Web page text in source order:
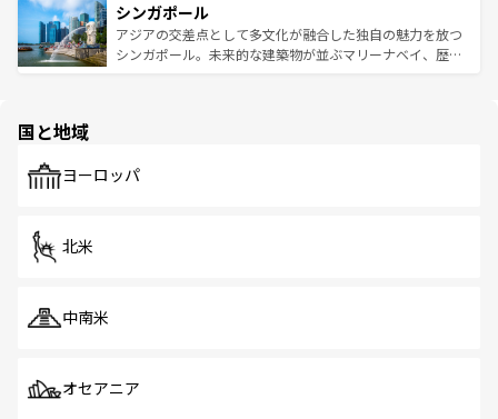
参照してほしい。
激する。気候は一年中温暖で、どの季節にも異なる楽しみ
が待っている。親しみやすいタイの人々、仏教を中心とし
た文化、そして多様な観光資源が、訪れる旅人を魅了し続
み、どこを訪れても感動するはず。観光スポットが密集し
ており、効率よく見どころを回れるのも魅力。息をのむよ
うな絶景から文化的な体験まで、香港を存分に楽しみ尽く
シンガポール
アジアの交差点として多文化が融合した独自の魅力を放つ
シンガポール。未来的な建築物が並ぶマリーナベイ、歴史
で、ホーカーズは地元の風情を楽しめる外せないスポット
国と地域
ヨーロッパ
北米
中南米
オセアニア